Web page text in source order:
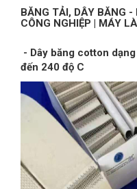
BĂNG TẢI, DÂY BĂNG
CÔNG NGHIỆP | MÁY
- Dây băng cotton
đến 240 độ C